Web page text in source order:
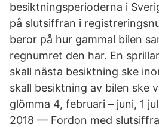
besiktningsperioderna i
på slutsiffran i
beror på hur gammal bilen
regnumret den har. En
skall nästa besiktning ske
skall besiktning av bilen ske
glömma 4, februari – juni, 1
2018 — Fordon med